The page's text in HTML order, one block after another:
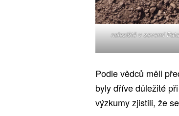
naleziště v severní
Podle vědců měli
byly dříve důležité
výzkumy zjistili, že